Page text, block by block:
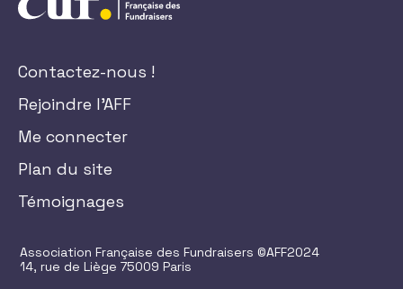
Contactez-nous !
Rejoindre l'AFF
Me connecter
Plan du site
Témoignages
Association Française des Fundraisers ©AFF2024
14, rue de Liège 75009 Paris